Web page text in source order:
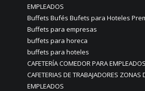
EMPLEADOS
Buffets Bufés Bufets para Hoteles
Buffets para empresas
buffets para horeca
buffets para hoteles
CAFETERÍA COMEDOR PARA EMPLEADOS
CAFETERIAS DE TRABAJADORES ZONAS
EMPLEADOS